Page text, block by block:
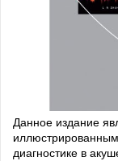
Данное издание
иллюстрированным
диагностике в